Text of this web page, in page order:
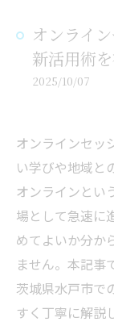
オンライ
新活用術
2025/10/07
オンラインセッ
い学びや地域と
オンラインとい
場として急速に
めてよいか分か
ません。本記事
茨城県水戸市で
すく丁寧に解説